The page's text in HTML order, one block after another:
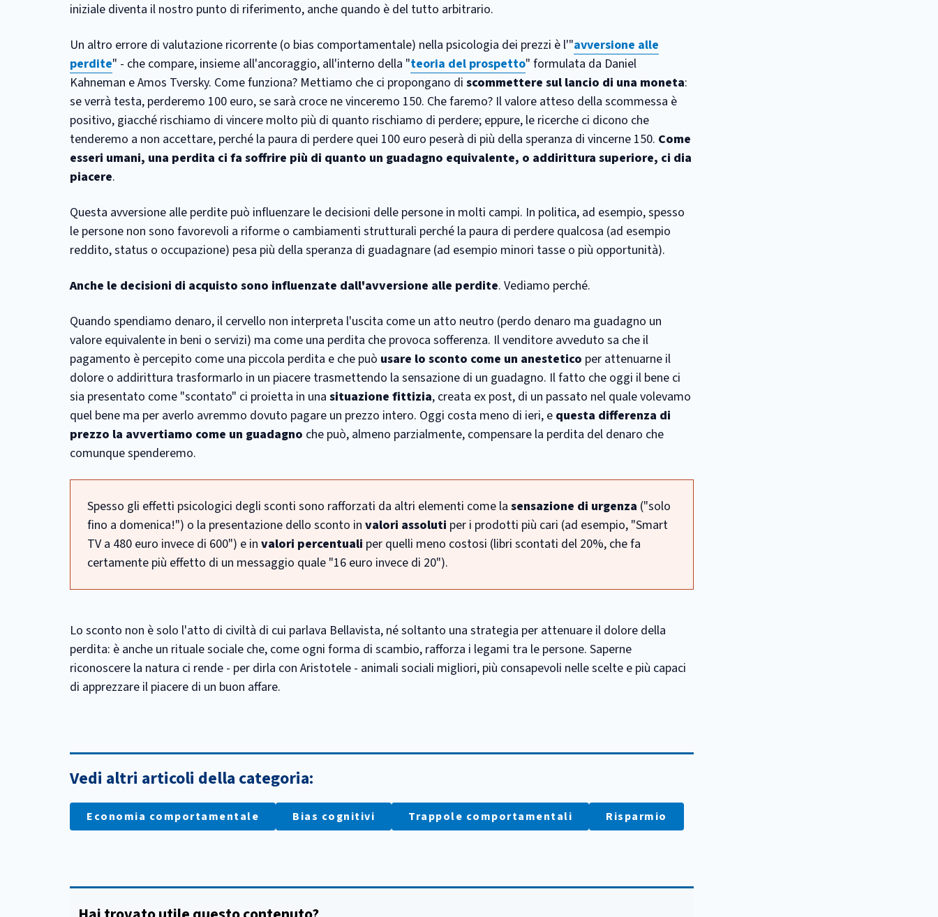
iniziale diventa il nostro punto di riferimento, anche quando è del tutto arbitrario.
Un altro errore di valutazione ricorrente (o bias comportamentale) nella psicologia dei prezzi è l'"avversione alle
perdite" - che compare, insieme all'ancoraggio, all'interno della "teoria del prospetto" formulata da Daniel
Kahneman e Amos Tversky. Come funziona? Mettiamo che ci propongano di scommettere sul lancio di una moneta:
se verrà testa, perderemo 100 euro, se sarà croce ne vinceremo 150. Che faremo? Il valore atteso della scommessa è
positivo, giacché rischiamo di vincere molto più di quanto rischiamo di perdere; eppure, le ricerche ci dicono che
tenderemo a non accettare, perché la paura di perdere quei 100 euro peserà di più della speranza di vincerne 150. Come
esseri umani, una perdita ci fa soffrire più di quanto un guadagno equivalente, o addirittura superiore, ci dia
piacere.
Questa avversione alle perdite può influenzare le decisioni delle persone in molti campi. In politica, ad esempio, spesso
le persone non sono favorevoli a riforme o cambiamenti strutturali perché la paura di perdere qualcosa (ad esempio
reddito, status o occupazione) pesa più della speranza di guadagnare (ad esempio minori tasse o più opportunità).
Anche le decisioni di acquisto sono influenzate dall'avversione alle perdite. Vediamo perché.
Quando spendiamo denaro, il cervello non interpreta l'uscita come un atto neutro (perdo denaro ma guadagno un
valore equivalente in beni o servizi) ma come una perdita che provoca sofferenza. Il venditore avveduto sa che il
pagamento è percepito come una piccola perdita e che può usare lo sconto come un anestetico per attenuarne il
dolore o addirittura trasformarlo in un piacere trasmettendo la sensazione di un guadagno. Il fatto che oggi il bene ci
sia presentato come "scontato" ci proietta in una situazione fittizia, creata ex post, di un passato nel quale volevamo
quel bene ma per averlo avremmo dovuto pagare un prezzo intero. Oggi costa meno di ieri, e questa differenza di
prezzo la avvertiamo come un guadagno che può, almeno parzialmente, compensare la perdita del denaro che
comunque spenderemo.
Spesso gli effetti psicologici degli sconti sono rafforzati da altri elementi come la sensazione di urgenza ("solo
fino a domenica!") o la presentazione dello sconto in valori assoluti per i prodotti più cari (ad esempio, "Smart
TV a 480 euro invece di 600") e in valori percentuali per quelli meno costosi (libri scontati del 20%, che fa
certamente più effetto di un messaggio quale "16 euro invece di 20").
Lo sconto non è solo l'atto di civiltà di cui parlava Bellavista, né soltanto una strategia per attenuare il dolore della
perdita: è anche un rituale sociale che, come ogni forma di scambio, rafforza i legami tra le persone. Saperne
riconoscere la natura ci rende - per dirla con Aristotele - animali sociali migliori, più consapevoli nelle scelte e più capaci
di apprezzare il piacere di un buon affare.
Vedi altri articoli della categoria:
Economia comportamentale Bias cognitivi Trappole comportamentali Risparmio